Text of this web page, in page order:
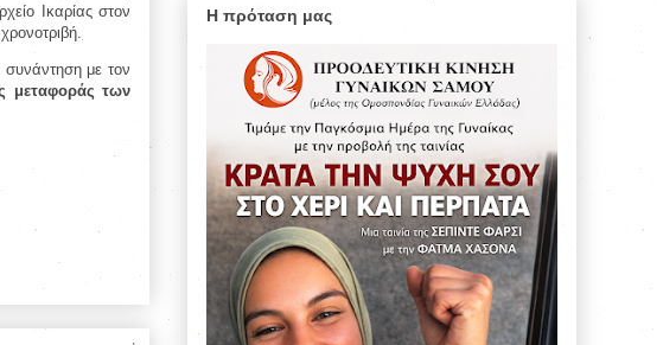
Ικαρίας στον
συνάντηση με τον
μεταφοράς των
Η πρόταση μας